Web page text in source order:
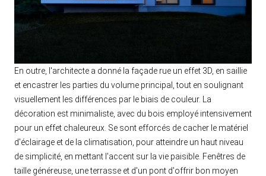
En outre, l'architecte a donné la façade rue un effet 3D, en saillie
et encastrer les parties du volume principal, tout en soulignant
visuellement les différences par le biais de couleur. La
décoration est minimaliste, avec du bois employé intensivement
pour un effet chaleureux. Se sont efforcés de cacher le matériel
d'éclairage et de la climatisation, pour atteindre un haut niveau
de simplicité, en mettant l'accent sur la vie paisible. Fenêtres de
taille généreuse, une terrasse et d'un pont d'offrir bon moyen